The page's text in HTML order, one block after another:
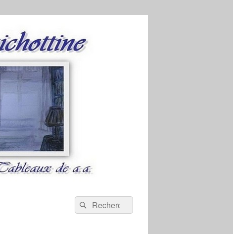
Recherche :
Rechercher